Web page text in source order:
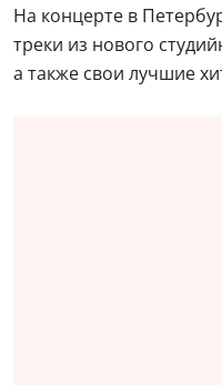
На концерте в
треки из нового
а также свои лучшие